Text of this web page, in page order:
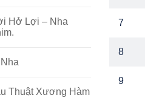
Hở Lợi – Nha
Thuật Xương Hàm
7
8
9